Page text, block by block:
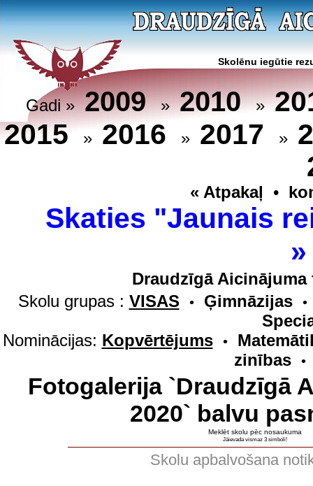
Skolēnu iegūtie
Gadi »2009 »2010 »
2015
» 2016 » 2017 »
« Atpakaļ •
Skaties "Jaunais
Draudzīgā
Skolu grupas : VISAS • Ģimnāzijas •
Nominācijas: Kopvērtējums •
zinības
•
Fotogalerija `Draudzīgā
2020` balvu
Meklēt skolu pēc nosaukuma
Jāievada vismaz 3 simboli!
Skolu apbalvošana